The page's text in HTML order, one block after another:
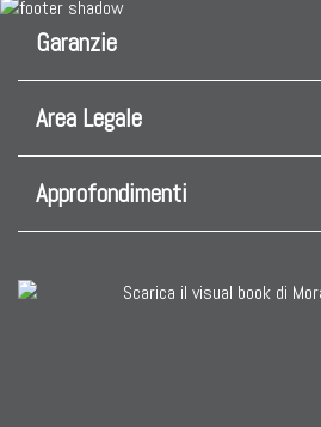
Garanzie
Area Legale
Approfondimenti